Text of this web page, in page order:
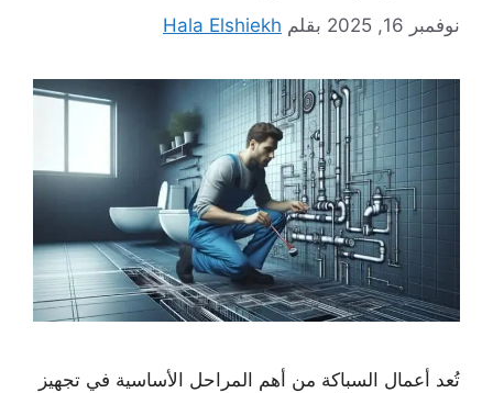
نوفمبر 16, 2025 بقلم Hala Elshiekh
تُعد أعمال السباكة من أهم المراحل الأساسية في تجهيز